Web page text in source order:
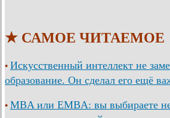
★ САМОЕ ЧИТАЕМОЕ
• Искусственный интеллект не
образование. Он сделал его ещё
• MBA или EMBA: вы выбираете